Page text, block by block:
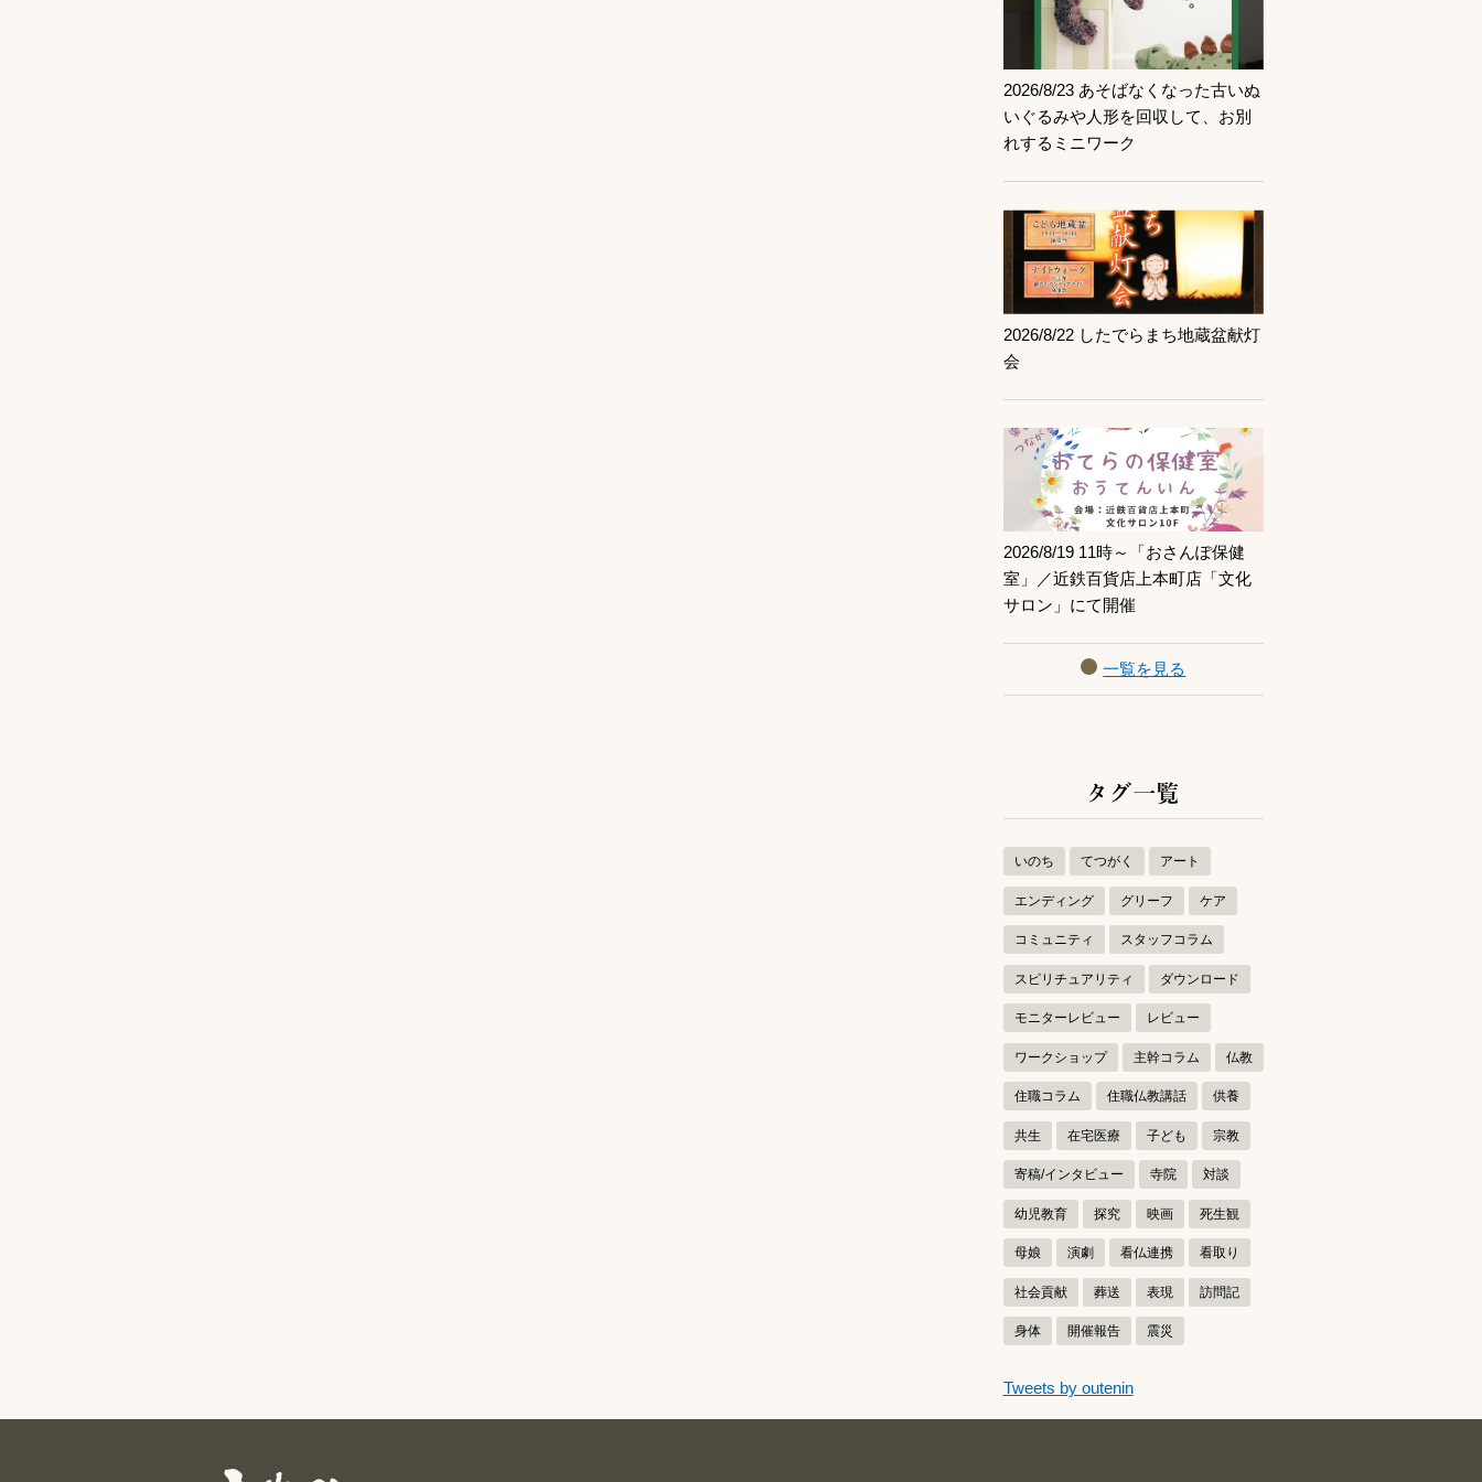
2026/8/23 あそばなくなった古いぬ
いぐるみや人形を回収して、お別
れするミニワーク
記事を読む
2026/8/22 したでらまち地蔵盆献灯
会
記事を読む
2026/8/19 11時～「おさんぽ保健
室」／近鉄百貨店上本町店「文化
サロン」にて開催
記事を読む
一覧を見る
タグ一覧
いのち てつがく アート
エンディング グリーフ ケア
コミュニティ スタッフコラム
スピリチュアリティ ダウンロード
モニターレビュー レビュー
ワークショップ 主幹コラム 仏教
住職コラム 住職仏教講話 供養
共生 在宅医療 子ども 宗教
寄稿/インタビュー 寺院 対談
幼児教育 探究 映画 死生観
母娘 演劇 看仏連携 看取り
社会貢献 葬送 表現 訪問記
身体 開催報告 震災
つぶやきをスキップする
Tweets by outenin